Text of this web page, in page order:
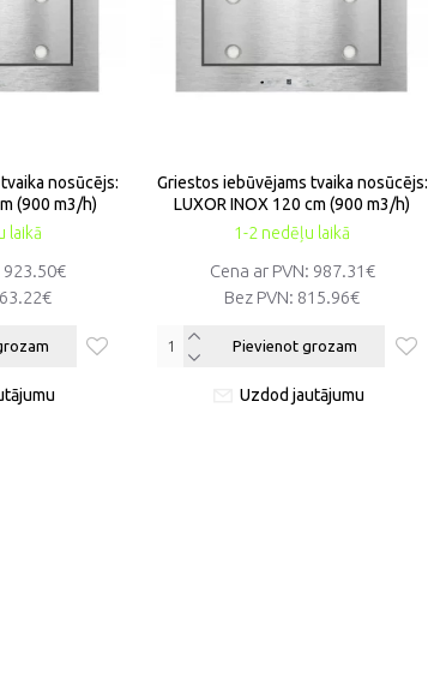
laikā
nosūcējs:
(900 m3/h)
923.50€
1-2 nedēļu laikā
Griestos iebūvējams tvaika nosūcējs:
LUXOR INOX 120 cm (900 m3/h)
Cena ar PVN: 987.31€
Bez PVN: 815.96€
Pievienot grozam
Uzdod jautājumu